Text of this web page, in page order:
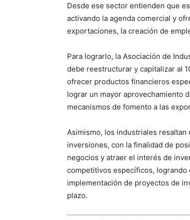
Desde ese sector entienden que
activando la agenda comercial y
exportaciones, la creación de
Para lograrlo, la Asociación de
debe reestructurar y capitalizar al
ofrecer productos financieros
lograr un mayor aprovechamiento
mecanismos de fomento a las
Asimismo, los industriales resaltan
inversiones, con la finalidad de
negocios y atraer el interés de
competitivos específicos,
implementación de proyectos de
plazo.